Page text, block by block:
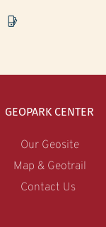
GEOPARK CENTER
Our Geosite
Map & Geotrail
Contact Us